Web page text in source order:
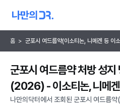
홈 > 군포시 여드름약(이소티논, 니메겐 등 이
군포시 여드름약 처방 성
(2026) - 이소티논, 니메
나만의닥터에서 조회된 군포시 여드름